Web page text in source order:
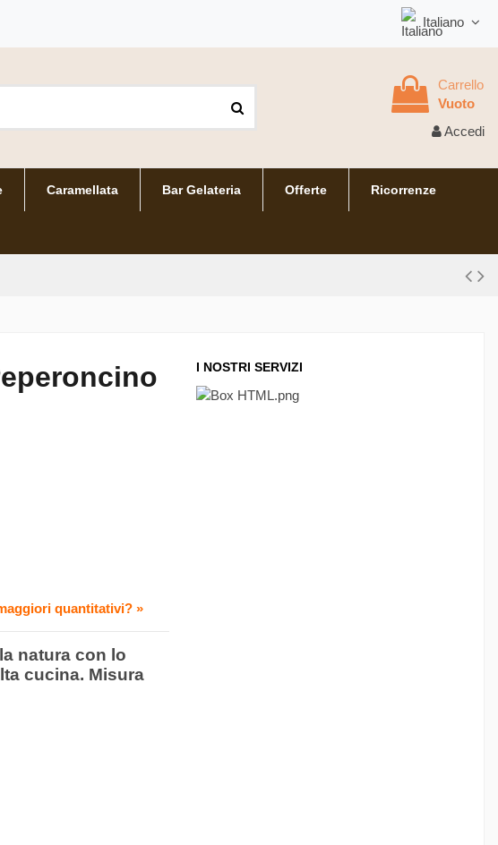
Italiano
Carrello
Vuoto
Accedi
Caramellata Bar Gelateria Offerte Ricorrenze
quantitativi? »
natura con lo
cucina. Misura
I NOSTRI SERVIZI